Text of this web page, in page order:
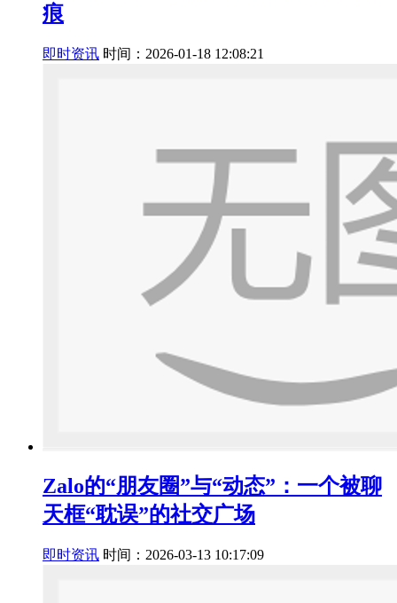
痕
即时资讯 时间：2026-01-18 12:08:21
Zalo的“朋友圈”与“动态”：一个被聊
天框“耽误”的社交广场
即时资讯 时间：2026-03-13 10:17:09